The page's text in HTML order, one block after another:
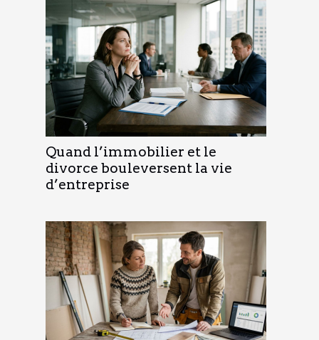
Quand l’immobilier et le
divorce bouleversent la vie
d’entreprise